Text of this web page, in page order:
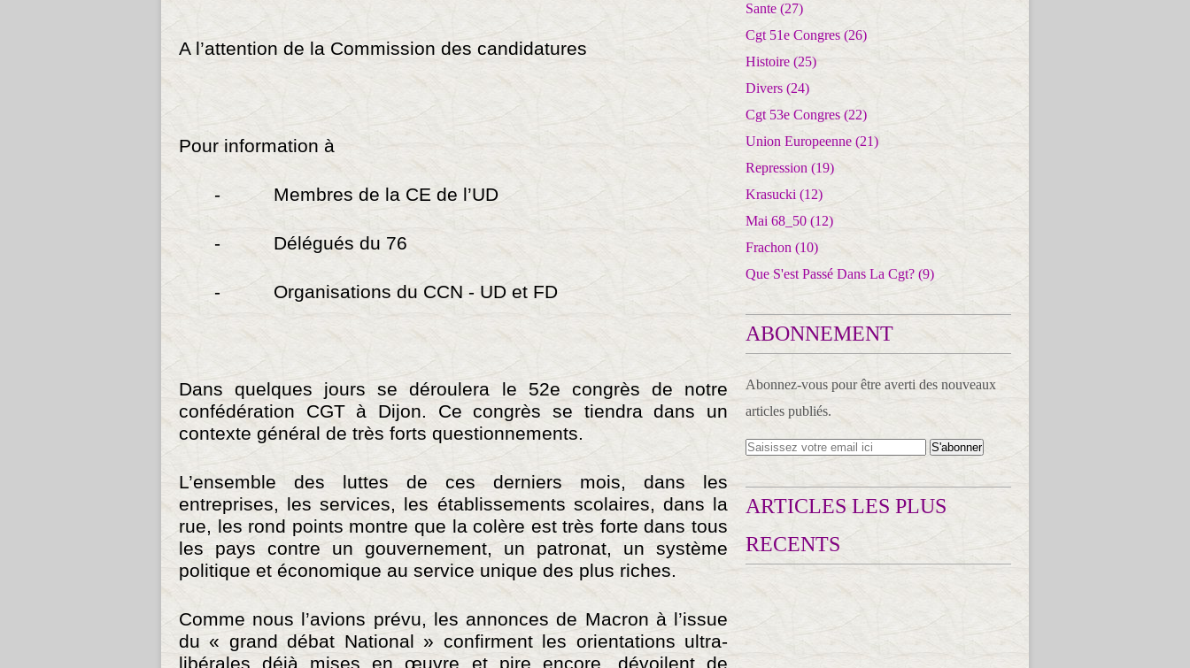
A l’attention de la Commission des candidatures
Pour information à
- Membres de la CE de l’UD
- Délégués du 76
- Organisations du CCN - UD et FD
Dans quelques jours se déroulera le 52e congrès de notre
confédération CGT à Dijon. Ce congrès se tiendra dans un
contexte général de très forts questionnements.
L’ensemble des luttes de ces derniers mois, dans les
entreprises, les services, les établissements scolaires, dans la
rue, les rond points montre que la colère est très forte dans tous
les pays contre un gouvernement, un patronat, un système
politique et économique au service unique des plus riches.
Comme nous l’avions prévu, les annonces de Macron à l’issue
du « grand débat National » confirment les orientations ultra-
libérales déjà mises en œuvre et pire encore, dévoilent de
Sante (27)
Cgt 51e Congres (26)
Histoire (25)
Divers (24)
Cgt 53e Congres (22)
Union Europeenne (21)
Repression (19)
Krasucki (12)
Mai 68_50 (12)
Frachon (10)
Que S'est Passé Dans La Cgt? (9)
ABONNEMENT
Abonnez-vous pour être averti des nouveaux
articles publiés.
ARTICLES LES PLUS
RECENTS